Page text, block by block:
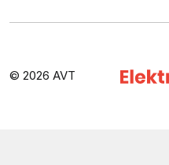
© 2026 AVT